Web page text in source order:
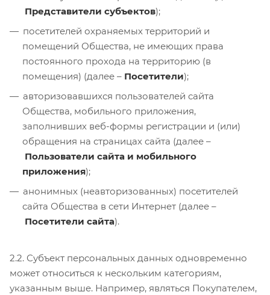
Представители субъектов);
посетителей охраняемых территорий и
помещений Общества, не имеющих права
постоянного прохода на территорию (в
помещения) (далее – Посетители);
авторизовавшихся пользователей сайта
Общества, мобильного приложения,
заполнивших веб-формы регистрации и (или)
обращения на страницах сайта (далее –
Пользователи сайта и мобильного
приложения);
анонимных (неавторизованных) посетителей
сайта Общества в сети Интернет (далее –
Посетители сайта).
2.2. Субъект персональных данных одновременно
может относиться к нескольким категориям,
указанным выше. Например, являться Покупателем,